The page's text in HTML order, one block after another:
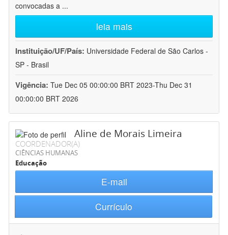
convocadas a ...
leia mais
Instituição/UF/País: Universidade Federal de São Carlos -
SP - Brasil
Vigência: Tue Dec 05 00:00:00 BRT 2023-Thu Dec 31
00:00:00 BRT 2026
Aline de Morais Limeira
COORDENADOR(A)
CIÊNCIAS HUMANAS
Educação
E-mail
Currículo